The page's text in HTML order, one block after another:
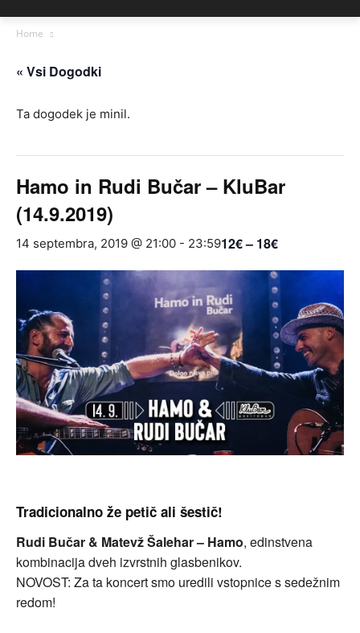
Home
« Vsi Dogodki
Ta dogodek je minil.
Hamo in Rudi Bučar – KluBar
(14.9.2019)
14 septembra, 2019 @ 21:00 - 23:5912€ – 18€
Tradicionalno že petič ali šestič!
Rudi Bučar & Matevž Šalehar – Hamo, edinstvena
kombinacija dveh izvrstnih glasbenikov.
NOVOST: Za ta koncert smo uredili vstopnice s sedežnim
redom!